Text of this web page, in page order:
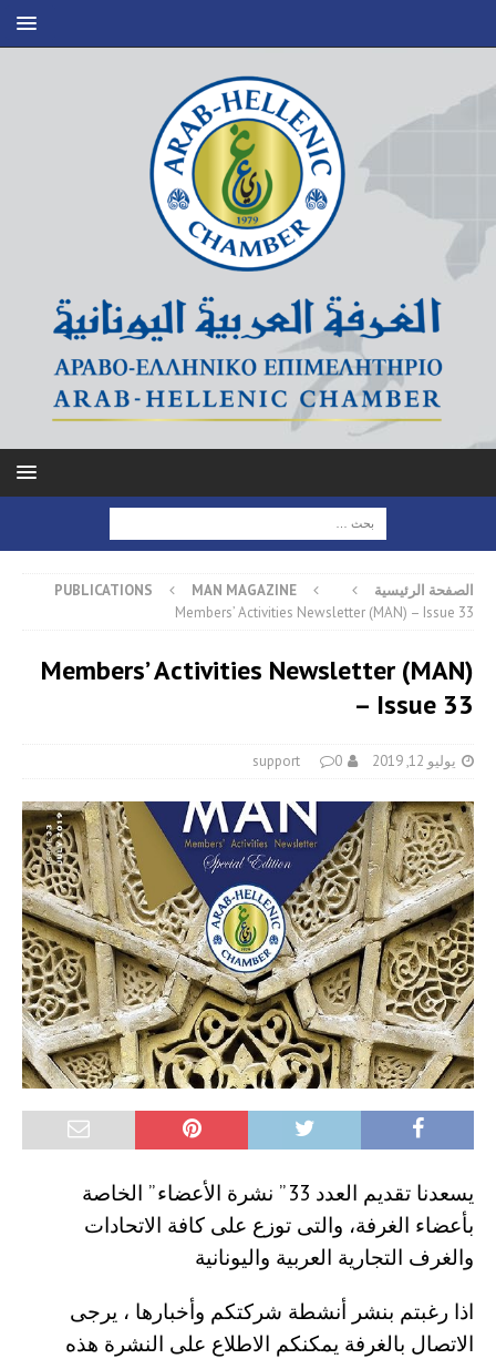
الصفحة الرئيسية PUBLICATIONS
MAN MAGAZINE
Members’ Activities Newsletter (MAN) – Issue 33
Members’ Activities Newsletter (MAN)
– Issue 33
يوليو 12, 2019 support 0
يسعدنا تقديم العدد 33 ” نشرة الأعضاء ” الخاصة
بأعضاء الغرفة، والتى توزع على كافة الاتحادات
والغرف التجارية العربية واليونانية
اذا رغبتم بنشر أنشطة شركتكم وأخبارها ، يرجى
الاتصال بالغرفة يمكنكم الاطلاع على النشرة هذه